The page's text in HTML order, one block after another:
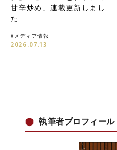
甘辛炒め」連載更新しまし
た
# メディア情報
2026.07.13
執筆者プロフィール